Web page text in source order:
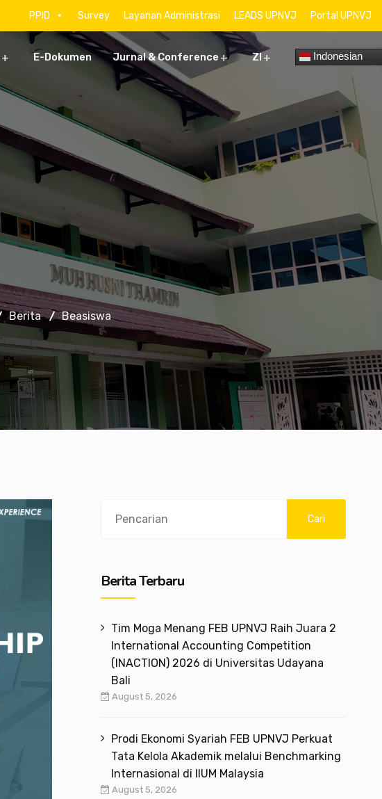
PPID Survey Layanan Administrasi LEADS UPNVJ Portal UPNVJ
E-Dokumen Jurnal & Conference ZI Indonesian
Berita Beasiswa
Cari
Berita Terbaru
Tim Moga Menang FEB UPNVJ Raih Juara 2
International Accounting Competition
(INACTION) 2026 di Universitas Udayana
Bali
August 5, 2026
Prodi Ekonomi Syariah FEB UPNVJ Perkuat
Tata Kelola Akademik melalui Benchmarking
Internasional di IIUM Malaysia
August 5, 2026